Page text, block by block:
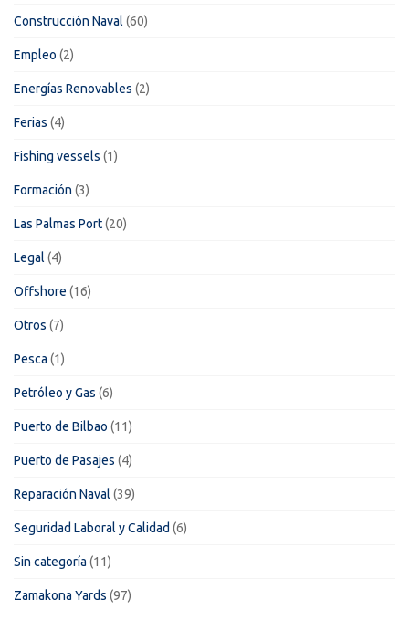
Construcción Naval (60)
Empleo (2)
Energías Renovables (2)
Ferias (4)
Fishing vessels (1)
Formación (3)
Las Palmas Port(20)
Legal (4)
Offshore (16)
Otros (7)
Pesca (1)
Petróleo y Gas (6)
Puerto de Bilbao (11)
Puerto de Pasajes (4)
Reparación Naval (39)
Seguridad Laboral y Calidad (6)
Sin categoría (11)
Zamakona Yards (97)